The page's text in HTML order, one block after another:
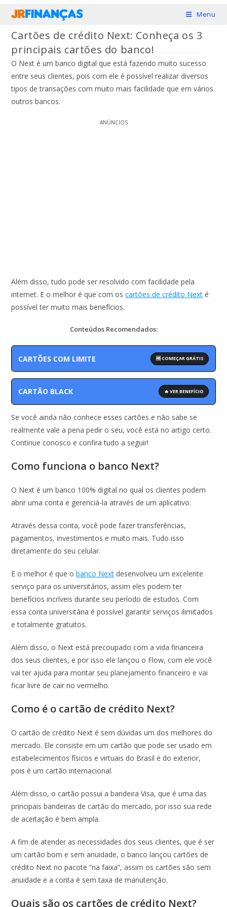
conteúdo
Menu
Cartões de crédito Next: Conheça os 3
principais cartões do banco!
O Next é um banco digital que está fazendo muito sucesso
entre seus clientes, pois com ele é possível realizar diversos
tipos de transações com muito mais facilidade que em vários
outros bancos.
ANÚNCIOS
Além disso, tudo pode ser resolvido com facilidade pela
internet. E o melhor é que com oscartões de crédito Next é
possível ter muito mais benefícios.
Conteúdos Recomendados:
CARTÕES COM LIMITE 🆓 COMEÇAR GRÁTIS
CARTÃO BLACK 🔥 VER BENEFÍCIO
Se você ainda não conhece esses cartões e não sabe se
realmente vale a pena pedir o seu, você está no artigo certo.
Continue conosco e confira tudo a seguir!
Como funciona o banco Next?
O Next é um banco 100% digital no qual os clientes podem
abrir uma conta e gerenciá-la através de um aplicativo.
Através dessa conta, você pode fazer transferências,
pagamentos, investimentos e muito mais. Tudo isso
diretamente do seu celular.
E o melhor é que obanco Next desenvolveu um excelente
serviço para os universitários, assim eles podem ter
benefícios incríveis durante seu período de estudos. Com
essa conta universitária é possível garantir serviços ilimitados
e totalmente gratuitos.
Além disso, o Next está precoupado com a vida financeira
dos seus clientes, e por isso ele lançou o Flow, com ele você
vai ter ajuda para montar seu planejamento financeiro e vai
ficar livre de cair no vermelho.
Como é o cartão de crédito Next?
O cartão de crédito Next é sem dúvidas um dos melhores do
mercado. Ele consiste em um cartão que pode ser usado em
estabelecimentos físicos e virtuais do Brasil e do exterior,
pois é um cartão internacional.
Além disso, o cartão possui a bandeira Visa, que é uma das
principais bandeiras de cartão do mercado, por isso sua rede
de aceitação é bem ampla.
A fim de atender as necessidades dos seus clientes, que é ser
um cartão bom e sem anuidade, o banco lançou cartões de
crédito Next no pacote “na faixa”, assim os cartões são sem
anuidade e a conta é sem taxa de manutenção.
Quais são os cartões de crédito Next?